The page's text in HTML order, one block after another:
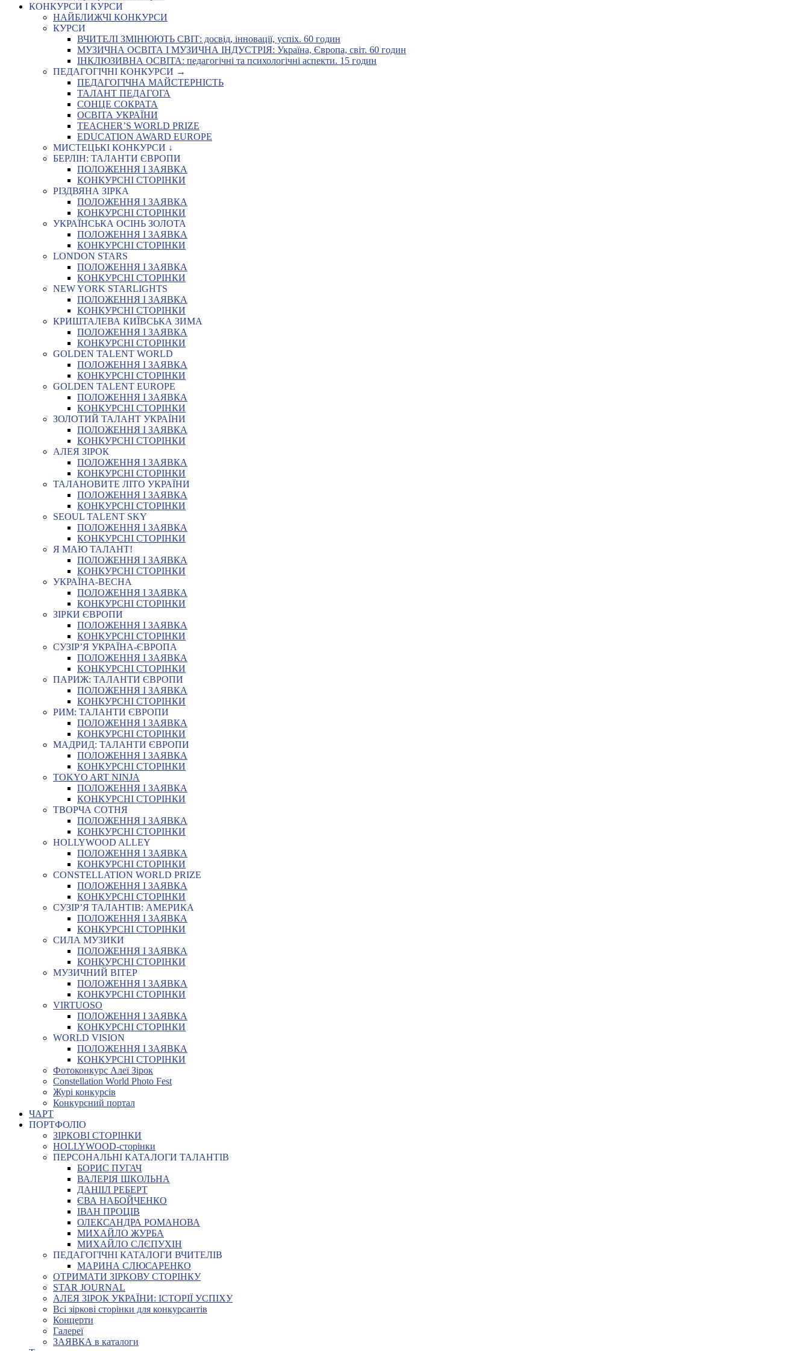
КОНКУРСИ І КУРСИ
НАЙБЛИЖЧІ КОНКУРСИ
КУРСИ
ВЧИТЕЛІ ЗМІНЮЮТЬ СВІТ: досвід, інновації, успіх. 60 годин
МУЗИЧНА ОСВІТА І МУЗИЧНА ІНДУСТРІЯ: Україна, Європа, світ. 60 годин
ІНКЛЮЗИВНА ОСВІТА: педагогічні та психологічні аспекти. 15 годин
ПЕДАГОГІЧНІ КОНКУРСИ →
ПЕДАГОГІЧНА МАЙСТЕРНІСТЬ
ТАЛАНТ ПЕДАГОГА
СОНЦЕ СОКРАТА
ОСВІТА УКРАЇНИ
TEACHER’S WORLD PRIZE
EDUCATION AWARD EUROPE
МИСТЕЦЬКІ КОНКУРСИ ↓
БЕРЛІН: ТАЛАНТИ ЄВРОПИ
ПОЛОЖЕННЯ І ЗАЯВКА
КОНКУРСНІ СТОРІНКИ
РІЗДВЯНА ЗІРКА
ПОЛОЖЕННЯ І ЗАЯВКА
КОНКУРСНІ СТОРІНКИ
УКРАЇНСЬКА ОСІНЬ ЗОЛОТА
ПОЛОЖЕННЯ І ЗАЯВКА
КОНКУРСНІ СТОРІНКИ
LONDON STARS
ПОЛОЖЕННЯ І ЗАЯВКА
КОНКУРСНІ СТОРІНКИ
NEW YORK STARLIGHTS
ПОЛОЖЕННЯ І ЗАЯВКА
КОНКУРСНІ СТОРІНКИ
КРИШТАЛЕВА КИЇВСЬКА ЗИМА
ПОЛОЖЕННЯ І ЗАЯВКА
КОНКУРСНІ СТОРІНКИ
GOLDEN TALENT WORLD
ПОЛОЖЕННЯ І ЗАЯВКА
КОНКУРСНІ СТОРІНКИ
GOLDEN TALENT EUROPE
ПОЛОЖЕННЯ І ЗАЯВКА
КОНКУРСНІ СТОРІНКИ
ЗОЛОТИЙ ТАЛАНТ УКРАЇНИ
ПОЛОЖЕННЯ І ЗАЯВКА
КОНКУРСНІ СТОРІНКИ
АЛЕЯ ЗІРОК
ПОЛОЖЕННЯ І ЗАЯВКА
КОНКУРСНІ СТОРІНКИ
ТАЛАНОВИТЕ ЛІТО УКРАЇНИ
ПОЛОЖЕННЯ І ЗАЯВКА
КОНКУРСНІ СТОРІНКИ
SEOUL TALENT SKY
ПОЛОЖЕННЯ І ЗАЯВКА
КОНКУРСНІ СТОРІНКИ
Я МАЮ ТАЛАНТ!
ПОЛОЖЕННЯ І ЗАЯВКА
КОНКУРСНІ СТОРІНКИ
УКРАЇНА-ВЕСНА
ПОЛОЖЕННЯ І ЗАЯВКА
КОНКУРСНІ СТОРІНКИ
ЗІРКИ ЄВРОПИ
ПОЛОЖЕННЯ І ЗАЯВКА
КОНКУРСНІ СТОРІНКИ
СУЗІР’Я УКРАЇНА-ЄВРОПА
ПОЛОЖЕННЯ І ЗАЯВКА
КОНКУРСНІ СТОРІНКИ
ПАРИЖ: ТАЛАНТИ ЄВРОПИ
ПОЛОЖЕННЯ І ЗАЯВКА
КОНКУРСНІ СТОРІНКИ
РИМ: ТАЛАНТИ ЄВРОПИ
ПОЛОЖЕННЯ І ЗАЯВКА
КОНКУРСНІ СТОРІНКИ
МАДРИД: ТАЛАНТИ ЄВРОПИ
ПОЛОЖЕННЯ І ЗАЯВКА
КОНКУРСНІ СТОРІНКИ
TOKYO ART NINJA
ПОЛОЖЕННЯ І ЗАЯВКА
КОНКУРСНІ СТОРІНКИ
ТВОРЧА СОТНЯ
ПОЛОЖЕННЯ І ЗАЯВКА
КОНКУРСНІ СТОРІНКИ
HOLLYWOOD ALLEY
ПОЛОЖЕННЯ І ЗАЯВКА
КОНКУРСНІ СТОРІНКИ
CONSTELLATION WORLD PRIZE
ПОЛОЖЕННЯ І ЗАЯВКА
КОНКУРСНІ СТОРІНКИ
СУЗІР’Я ТАЛАНТІВ: АМЕРИКА
ПОЛОЖЕННЯ І ЗАЯВКА
КОНКУРСНІ СТОРІНКИ
СИЛА МУЗИКИ
ПОЛОЖЕННЯ І ЗАЯВКА
КОНКУРСНІ СТОРІНКИ
МУЗИЧНИЙ ВІТЕР
ПОЛОЖЕННЯ І ЗАЯВКА
КОНКУРСНІ СТОРІНКИ
VIRTUOSO
ПОЛОЖЕННЯ І ЗАЯВКА
КОНКУРСНІ СТОРІНКИ
WORLD VISION
ПОЛОЖЕННЯ І ЗАЯВКА
КОНКУРСНІ СТОРІНКИ
Фотоконкурс Алеї Зірок
Constellation World Photo Fest
Журі конкурсів
Конкурсний портал
ЧАРТ
ПОРТФОЛІО
ЗІРКОВІ СТОРІНКИ
HOLLYWOOD-сторінки
ПЕРСОНАЛЬНІ КАТАЛОГИ ТАЛАНТІВ
БОРИС ПУГАЧ
ВАЛЕРІЯ ШКОЛЬНА
ДАНІІЛ РЕБЕРТ
ЄВА НАБОЙЧЕНКО
ІВАН ПРОЦІВ
ОЛЕКСАНДРА РОМАНОВА
МИХАЙЛО ЖУРБА
МИХАЙЛО СЛЄПУХІН
ПЕДАГОГІЧНІ КАТАЛОГИ ВЧИТЕЛІВ
МАРИНА СЛЮСАРЕНКО
ОТРИМАТИ ЗІРКОВУ СТОРІНКУ
STAR JOURNAL
АЛЕЯ ЗІРОК УКРАЇНИ: ІСТОРІЇ УСПІХУ
Всі зіркові сторінки для конкурсантів
Концерти
Галереї
ЗАЯВКА в каталоги